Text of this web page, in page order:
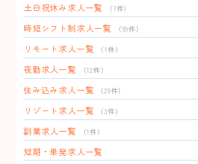
土日祝休み求人一覧 （7件）
時短シフト制求人一覧 （99件）
リモート求人一覧 （1件）
夜勤求人一覧 （12件）
住み込み求人一覧 （29件）
リゾート求人一覧 （3件）
副業求人一覧 （1件）
短期・単発求人一覧